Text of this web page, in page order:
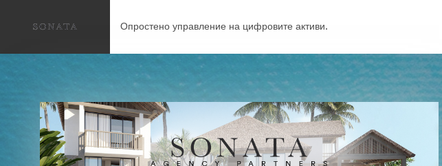
Опростено управление на цифровите активи.